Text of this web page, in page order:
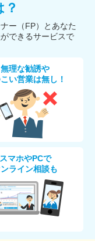
ー（FP）とあなた
できるサービスで
無理な勧誘や
い営業は無し！
スマホやPCで
ライン相談も